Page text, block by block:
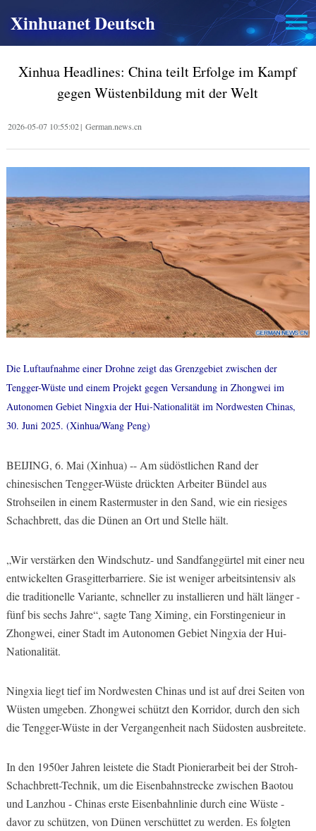
Xinhuanet Deutsch
Xinhua Headlines: China teilt Erfolge im Kampf
gegen Wüstenbildung mit der Welt
2026-05-07 10:55:02| German.news.cn
Die Luftaufnahme einer Drohne zeigt das Grenzgebiet zwischen der
Tengger-Wüste und einem Projekt gegen Versandung in Zhongwei im
Autonomen Gebiet Ningxia der Hui-Nationalität im Nordwesten Chinas,
30. Juni 2025. (Xinhua/Wang Peng)
BEIJING, 6. Mai (Xinhua) -- Am südöstlichen Rand der
chinesischen Tengger-Wüste drückten Arbeiter Bündel aus
Strohseilen in einem Rastermuster in den Sand, wie ein riesiges
Schachbrett, das die Dünen an Ort und Stelle hält.
„Wir verstärken den Windschutz- und Sandfanggürtel mit einer neu
entwickelten Grasgitterbarriere. Sie ist weniger arbeitsintensiv als
die traditionelle Variante, schneller zu installieren und hält länger -
fünf bis sechs Jahre“, sagte Tang Ximing, ein Forstingenieur in
Zhongwei, einer Stadt im Autonomen Gebiet Ningxia der Hui-
Nationalität.
Ningxia liegt tief im Nordwesten Chinas und ist auf drei Seiten von
Wüsten umgeben. Zhongwei schützt den Korridor, durch den sich
die Tengger-Wüste in der Vergangenheit nach Südosten ausbreitete.
In den 1950er Jahren leistete die Stadt Pionierarbeit bei der Stroh-
Schachbrett-Technik, um die Eisenbahnstrecke zwischen Baotou
und Lanzhou - Chinas erste Eisenbahnlinie durch eine Wüste -
davor zu schützen, von Dünen verschüttet zu werden. Es folgten